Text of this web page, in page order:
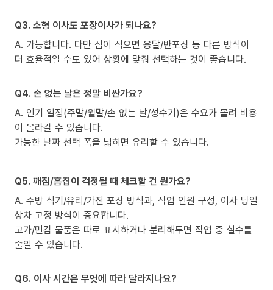
Q3. 소형 이사도 포장이사가 되나요?
A. 가능합니다. 다만 짐이 적으면 용달/반포장 등 다른 방식이
더 효율적일 수도 있어 상황에 맞춰 선택하는 것이 좋습니다.
Q4. 손 없는 날은 정말 비싼가요?
A. 인기 일정(주말/월말/손 없는 날/성수기)은 수요가 몰려 비용
이 올라갈 수 있습니다.
가능한 날짜 선택 폭을 넓히면 유리할 수 있습니다.
Q5. 깨짐/흠집이 걱정될 때 체크할 건 뭔가요?
A. 주방 식기/유리/가전 포장 방식과, 작업 인원 구성, 이사 당일
상차 고정 방식이 중요합니다.
고가/민감 물품은 따로 표시하거나 분리해두면 작업 중 실수를
줄일 수 있습니다.
Q6. 이사 시간은 무엇에 따라 달라지나요?